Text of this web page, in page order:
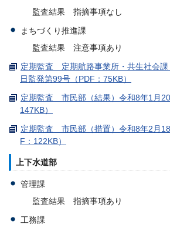
監査結果 指摘事項なし
まちづくり推進課
監査結果 注意事項あり
定期監査 定期航路事業所・共生社会課
日監発第99号（PDF：75KB）
定期監査 市民部（結果）令和8年1月20
147KB）
定期監査 市民部（措置）令和8年2月
F：122KB）
上下水道部
管理課
監査結果 指摘事項あり
工務課